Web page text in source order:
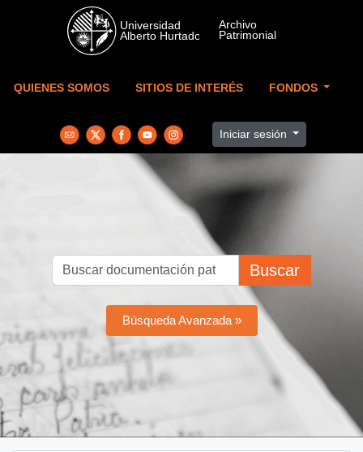
Skip to main content
QUIENES SOMOS SITIOS DE INTERÉS FONDOS
Iniciar sesión
Buscar
Búsqueda Avanzada »